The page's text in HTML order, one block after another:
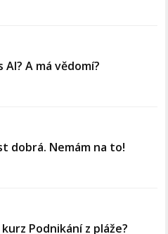
AI? A má vědomí?
dobrá. Nemám na to!
Podnikání z pláže?